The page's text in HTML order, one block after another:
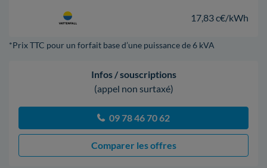
17,83 c€/kWh
*Prix TTC pour un forfait base d’une puissance de 6 kVA
Infos / souscriptions
(appel non surtaxé)
09 78 46 70 62
Comparer les offres